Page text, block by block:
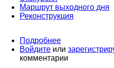
Маршрут выходного дня
Реконструкция
Подробнее
Аркаим,
край
Войдите или
комментарии